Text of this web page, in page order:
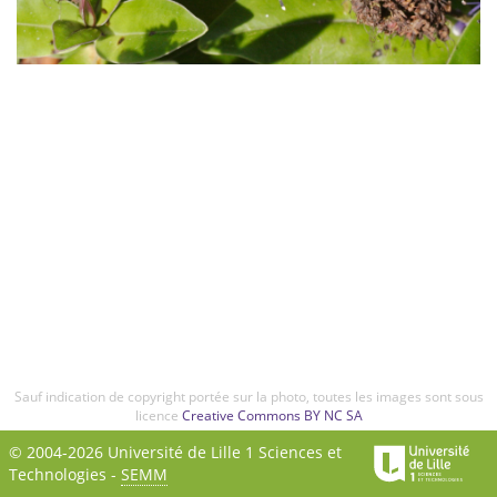
Sauf indication de copyright portée sur la photo, toutes les images sont sous
licence Creative Commons BY NC SA
© 2004-2026 Université de Lille 1 Sciences et
Technologies - SEMM